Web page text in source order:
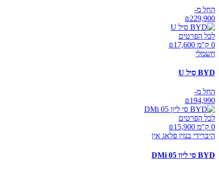
החל מ-
₪229,900
לכל הפרטים
0 ק"מ ₪
17,600
חשמלי
BYD סיל U
החל מ-
₪194,990
לכל הפרטים
0 ק"מ ₪
15,900
היברידי בנזין פלאג אין
BYD סי ליון 05 DMi